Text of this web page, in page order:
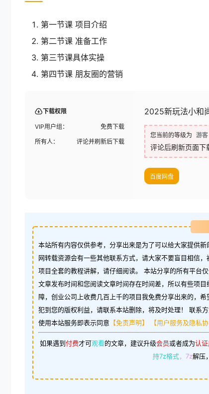
第一节课 项目介绍
第二节课 准备工作
第三节课具体实操
第四节课 朋友圈的营销
下载权限
VIP用户组：
免费下载
所有人：
评论并刷新后下载
2025新玩法小和
您当前的等级为 游客
评论后刷新页面下
百度网盘
本站所有内容仅供参考，分享出来是为了可以给大家提供
网转载资源会有一些其他联系方式，请大家不要盲目相信
项目全套的教程讲解，请仔细阅读。 本站分享的所有平台
文章发布时间和您阅读文章时间存在时间差，所以有些项
障，创业公司上收费几百上千的项目我免费分享出来的，
犯到您的版权利益，请联系本站删除，将及时处理！ 联系
使用本站服务即表示同意 【免责声明】 【用户服务及隐私协
如果遇到付费才可观看的文章，建议升级会员或者成为认证
持7z格式，7z解压